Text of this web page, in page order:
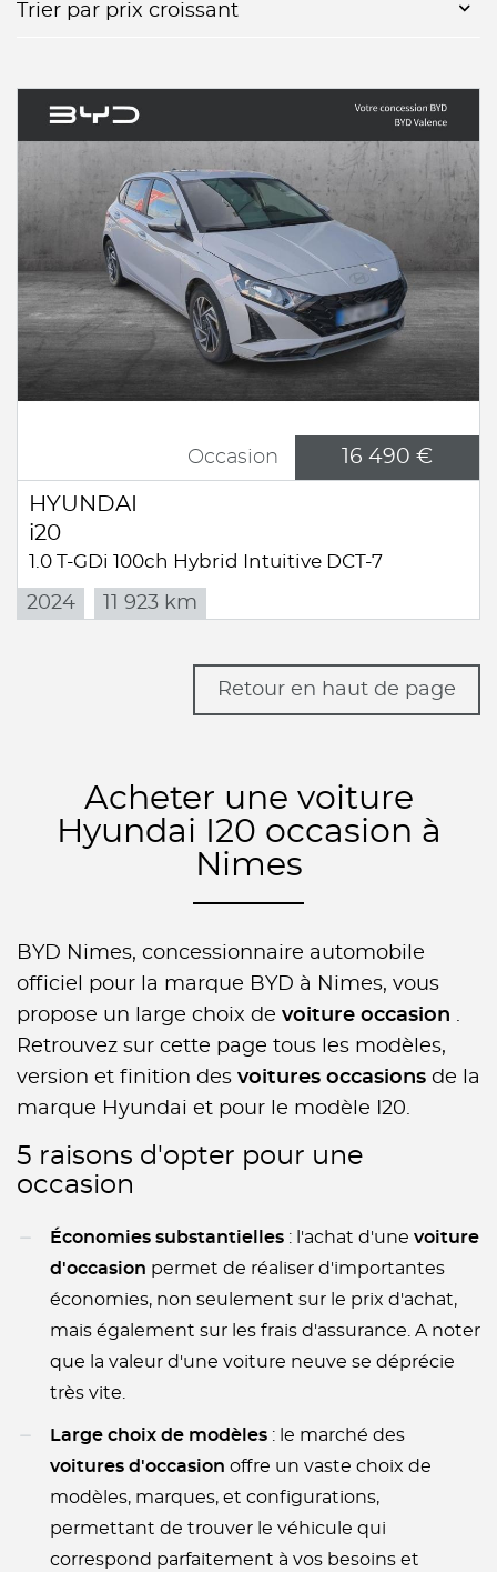
Trier par prix croissant
Occasion 16 490 €
HYUNDAI
i20
1.0 T-GDi 100ch Hybrid Intuitive DCT-7
2024 11 923 km
Retour en haut de page
Acheter une voiture
Hyundai I20 occasion à
Nimes
BYD Nimes, concessionnaire automobile
officiel pour la marque BYD à Nimes, vous
propose un large choix de voiture occasion .
Retrouvez sur cette page tous les modèles,
version et finition des voitures occasions de la
marque Hyundai et pour le modèle I20.
5 raisons d'opter pour une
occasion
Économies substantielles : l'achat d'une voiture
d'occasion permet de réaliser d'importantes
économies, non seulement sur le prix d'achat,
mais également sur les frais d'assurance. A noter
que la valeur d'une voiture neuve se déprécie
très vite.
Large choix de modèles : le marché des
voitures d'occasion offre un vaste choix de
modèles, marques, et configurations,
permettant de trouver le véhicule qui
correspond parfaitement à vos besoins et